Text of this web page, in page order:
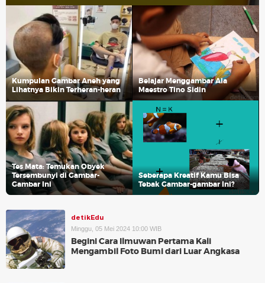
Kumpulan Gambar Aneh yang
Lihatnya Bikin Terheran-heran
Belajar Menggambar Ala
Maestro Tino Sidin
Tes Mata: Temukan Obyek
Tersembunyi di Gambar-
Gambar Ini
Seberapa Kreatif Kamu Bisa
Tebak Gambar-gambar Ini?
detikEdu
Minggu, 05 Mei 2024 10:00 WIB
Begini Cara Ilmuwan Pertama Kali
Mengambil Foto Bumi dari Luar Angkasa